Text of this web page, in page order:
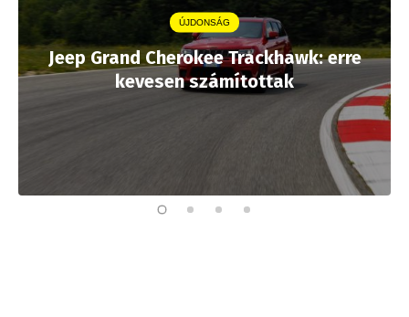
ÚJDONSÁG
Jeep Grand Cherokee Trackhawk: erre
kevesen számítottak